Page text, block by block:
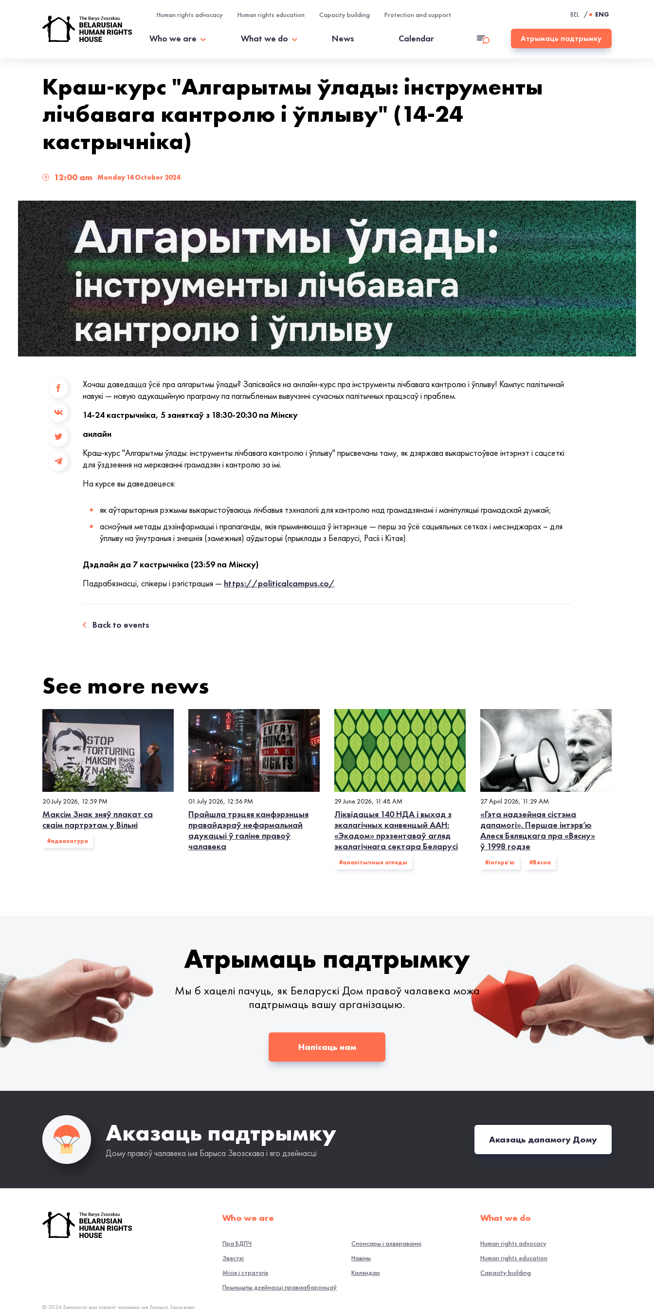
Human rights advocacy Human rights education Capacity building Protection and support BEL / ENG
Who we are What we do News Calendar Атрымаць падтрымку
Краш-курс "Алгарытмы ўлады: інструменты
лічбавага кантролю і ўплыву" (14-24
кастрычніка)
12:00 am Monday 14 October 2024
Хочаш даведацца ўсё пра алгарытмы ўлады? Запісвайся на анлайн-курс пра інструменты лічбавага кантролю і ўплыву! Кампус палітычнай
навукі — новую адукацыйную праграму па паглыбленым вывучэнні сучасных палітычных працэсаў і праблем.
14-24 кастрычніка, 5 заняткаў з 18:30-20:30 па Мінску
анлайн
Краш-курс "Алгарытмы ўлады: інструменты лічбавага кантролю і ўплыву" прысвечаны таму, як дзяржава выкарыстоўвае інтэрнэт і сацсеткі
для ўздзеяння на меркаванні грамадзян і кантролю за імі.
На курсе вы даведаецеся:
як аўтарытарныя рэжымы выкарыстоўваюць лічбавыя тэхналогіі для кантролю над грамадзянамі і маніпуляцыі грамадскай думкай;
асноўныя метады дэзінфармацыі і прапаганды, якія прымяняюцца ў інтэрнэце — перш за ўсё сацыяльных сетках і месэнджарах – для
ўплыву на ўнутраныя і знешнія (замежныя) аўдыторыі (прыклады з Беларусі, Расіі і Кітая).
Дэдлайн да 7 кастрычніка (23:59 па Мінску)
Падрабязнасці, спікеры і рэгістрацыя — https://politicalcampus.co/
Back to events
See more news
20 July 2026, 12:59 PM
Максім Знак зняў плакат са
сваім партрэтам у Вільні
#адвакатура
01 July 2026, 12:56 PM
Прайшла трэцяя канфэрэнцыя
правайдэраў нефармальнай
адукацыі ў галіне правоў
чалавека
29 June 2026, 11:48 AM
Ліквідацыя 140 НДА і выхад з
экалагiчных канвенцый ААН:
«Экадом» прэзентаваў агляд
экалагічнага сектара Беларусі
#аналітычныя агляды
27 April 2026, 11:29 AM
«Гэта надзейная сістэма
дапамогі». Першае інтэрв’ю
Алеся Бяляцкага пра «Вясну»
ў 1998 годзе
#інтэрв'ю #Вясна
Атрымаць падтрымку
Мы б хацелі пачуць, як Беларускі Дом правоў чалавека можа
падтрымаць вашу арганізацыю.
Напісаць нам
Аказаць падтрымку
Дому правоў чалавека імя Барыса Звозскава і яго дзейнасці
Аказаць дапамогу Дому
Who we are
Пра БДПЧ
Звесткі
Місія і стратэгія
Прынцыпы дзейнасці праваабаронцаў
Спонсары і ахвяраванні
Навiны
Каляндар
What we do
Human rights advocacy
Human rights education
Capacity building
© 2026 Беларускі дом правоў чалавека імя Барыса Звозскава